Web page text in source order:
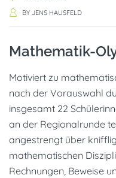
BY JENS HAUSFELD
Mathematik-
Motiviert zu
nach der Vorauswahl
insgesamt 22
an der Regionalrunde
angestrengt über
mathematischen
Rechnungen, Beweise